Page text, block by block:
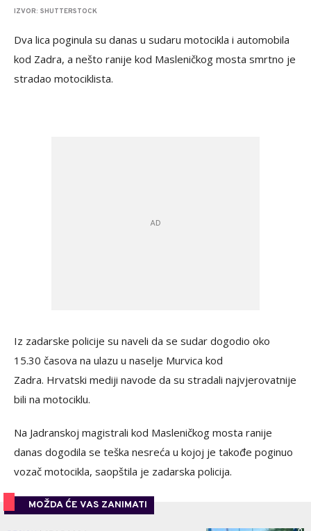
IZVOR: SHUTTERSTOCK
Dva lica poginula su danas u sudaru motocikla i automobila
kod Zadra, a nešto ranije kod Masleničkog mosta smrtno je
stradao motociklista.
Iz zadarske policije su naveli da se sudar dogodio oko
15.30 časova na ulazu u naselje Murvica kod
Zadra. Hrvatski mediji navode da su stradali najvjerovatnije
bili na motociklu.
Na Jadranskoj magistrali kod Masleničkog mosta ranije
danas dogodila se teška nesreća u kojoj je takođe poginuo
vozač motocikla, saopštila je zadarska policija.
MOŽDA ĆE VAS ZANIMATI